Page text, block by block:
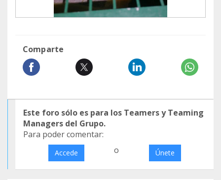
Comparte
Este foro sólo es para los Teamers y Teaming
Managers del Grupo.
Para poder comentar:
Accede o Únete